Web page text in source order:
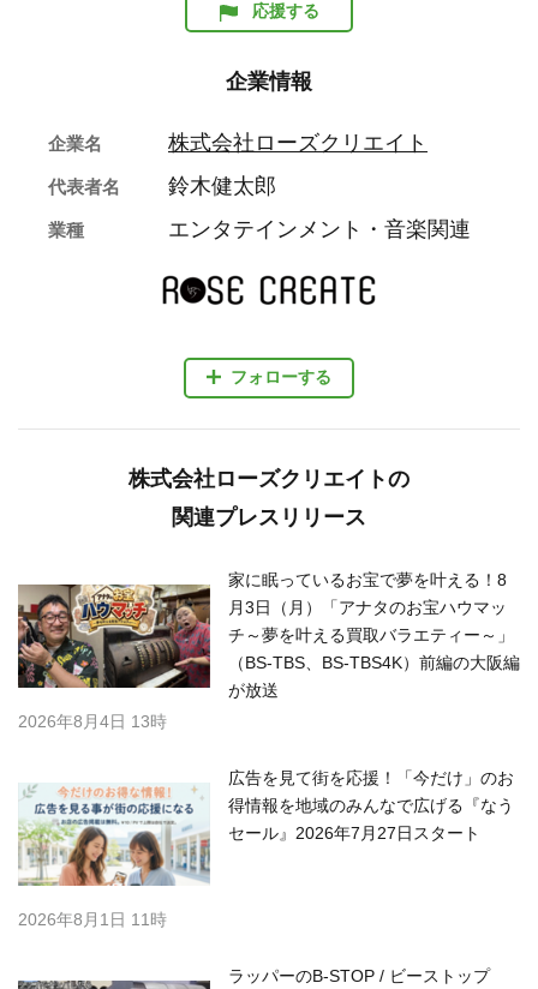
応援する
企業情報
フォローする
企業名 株式会社ローズクリエイト
代表者名 鈴木健太郎
業種 エンタテインメント・音楽関連
株式会社ローズクリエイトの
関連プレスリリース
家に眠っているお宝で夢を叶える！8
月3日（月）「アナタのお宝ハウマッ
チ～夢を叶える買取バラエティー～」
（BS-TBS、BS-TBS4K）前編の大阪編
が放送
2026年8月4日 13時
広告を見て街を応援！「今だけ」のお
得情報を地域のみんなで広げる『なう
セール』2026年7月27日スタート
2026年8月1日 11時
ラッパーのB-STOP / ビーストップ